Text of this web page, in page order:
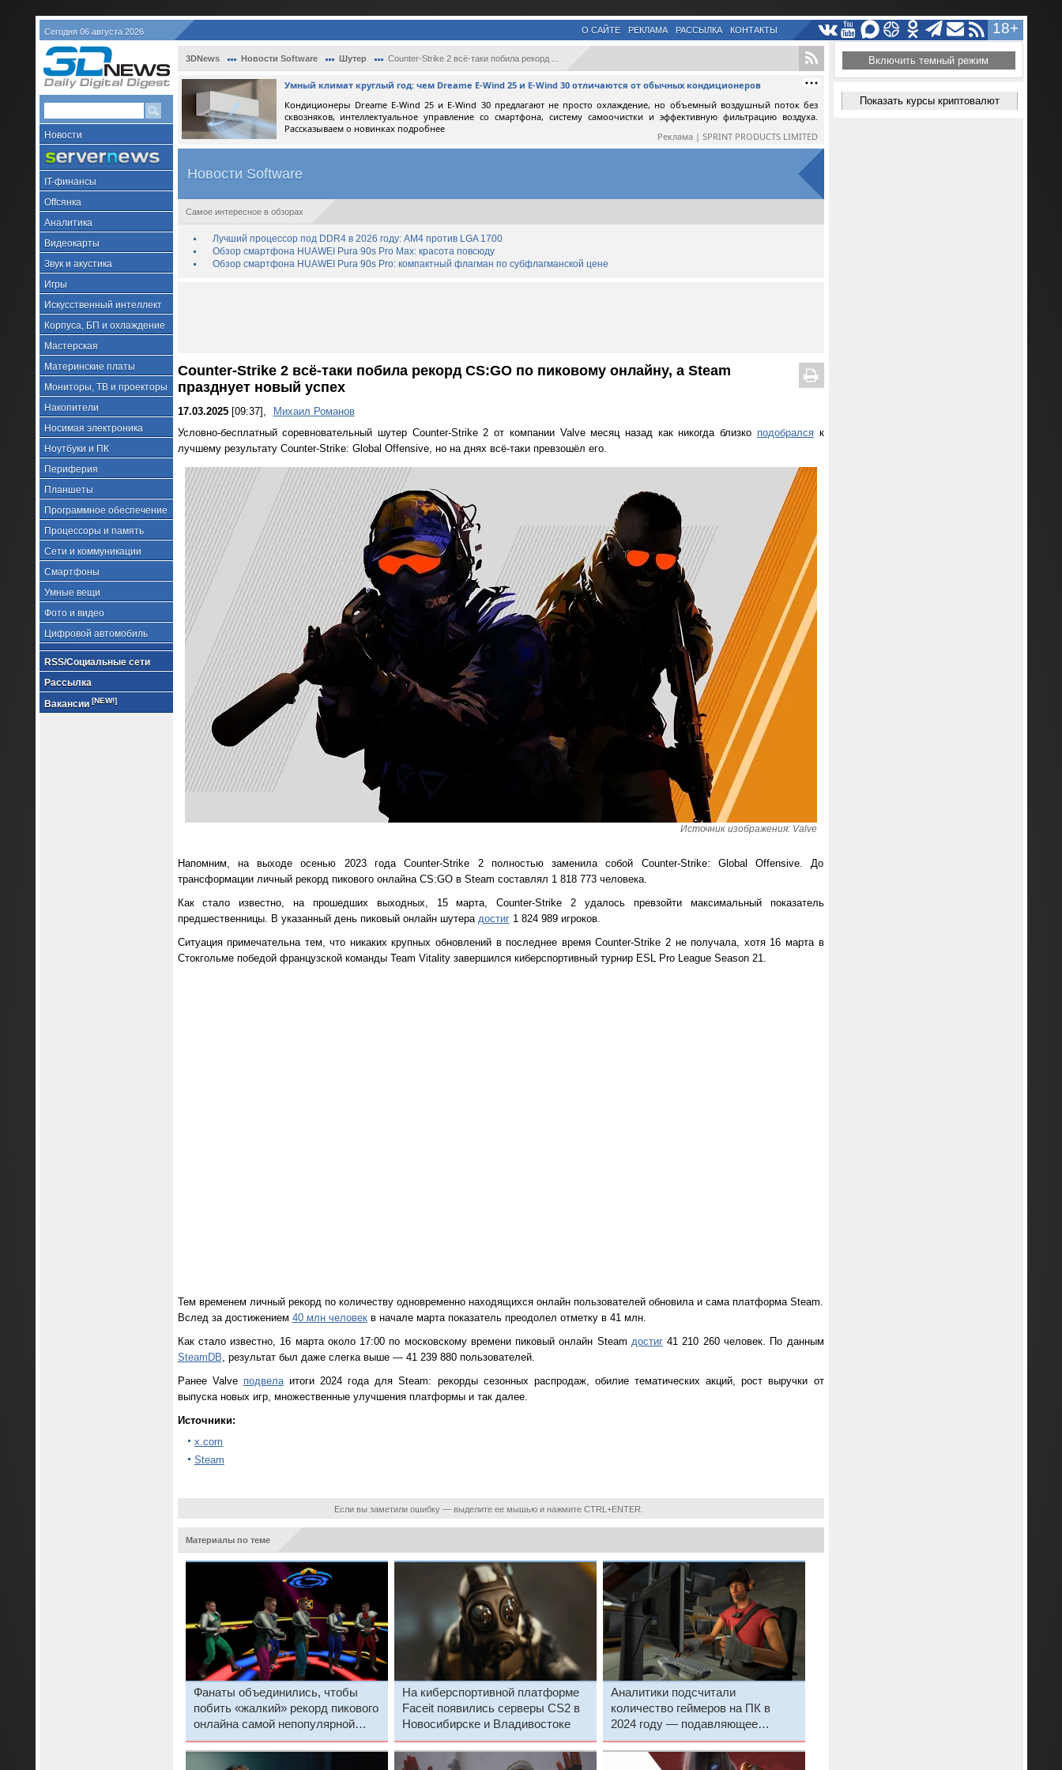
Сегодня 06 августа 2026 18+
О САЙТЕ РЕКЛАМА РАССЫЛКА КОНТАКТЫ
Новости
IT-финансы
Offсянка
Аналитика
Видеокарты
Звук и акустика
Игры
Искусственный интеллект
Корпуса, БП и охлаждение
Мастерская
Материнские платы
Мониторы, ТВ и проекторы
Накопители
Носимая электроника
Ноутбуки и ПК
Периферия
Планшеты
Программное обеспечение
Процессоры и память
Сети и коммуникации
Смартфоны
Умные вещи
Фото и видео
Цифровой автомобиль
RSS/Социальные сети
Рассылка
Вакансии [NEW!]
3DNews Новости Software Шутер Counter-Strike 2 всё-таки побила рекорд ...
Умный климат круглый год: чем Dreame E-Wind 25 и E-Wind 30 отличаются от обычных кондиционеров
Кондиционеры Dreame E-Wind 25 и E-Wind 30 предлагают не просто охлаждение, но объемный воздушный поток без
сквозняков, интеллектуальное управление со смартфона, систему самоочистки и эффективную фильтрацию воздуха.
Рассказываем о новинках подробнее
Реклама | SPRINT PRODUCTS LIMITED
Новости Software
Самое интересное в обзорах
Лучший процессор под DDR4 в 2026 году: AM4 против LGA 1700
Обзор смартфона HUAWEI Pura 90s Pro Max: красота повсюду
Обзор смартфона HUAWEI Pura 90s Pro: компактный флагман по субфлагманской цене
Counter-Strike 2 всё-таки побила рекорд CS:GO по пиковому онлайну, а Steam
празднует новый успех
17.03.2025[09:37],
Михаил Романов
Условно-бесплатный соревновательный шутер Counter-Strike 2 от компании Valve месяц назад как никогда близко подобралсяк
лучшему результату Counter-Strike: Global Offensive, но на днях всё-таки превзошёл его.
Источник изображения: Valve
Напомним, на выходе осенью 2023 года Counter-Strike 2 полностью заменила собой Counter-Strike: Global Offensive. До
трансформации личный рекорд пикового онлайна CS:GO в Steam составлял 1 818 773 человека.
Как стало известно, на прошедших выходных, 15 марта, Counter-Strike 2 удалось превзойти максимальный показатель
предшественницы. В указанный день пиковый онлайн шутера достиг1 824 989 игроков.
Ситуация примечательна тем, что никаких крупных обновлений в последнее время Counter-Strike 2 не получала, хотя 16 марта в
Стокгольме победой французской команды Team Vitality завершился киберспортивный турнир ESL Pro League Season 21.
Тем временем личный рекорд по количеству одновременно находящихся онлайн пользователей обновила и сама платформа Steam.
Вслед за достижением 40 млн человекв начале марта показатель преодолел отметку в 41 млн.
Как стало известно, 16 марта около 17:00 по московскому времени пиковый онлайн Steam достиг41 210 260 человек. По данным
SteamDB, результат был даже слегка выше — 41 239 880 пользователей.
Ранее Valve подвелаитоги 2024 года для Steam: рекорды сезонных распродаж, обилие тематических акций, рост выручки от
выпуска новых игр, множественные улучшения платформы и так далее.
Источники:
x.com
Steam
Если вы заметили ошибку — выделите ее мышью и нажмите CTRL+ENTER.
Материалы по теме
Фанаты объединились, чтобы
побить «жалкий» рекорд пикового
онлайна самой непопулярной
игры Valve в Steam
На киберспортивной платформе
Faceit появились серверы CS2 в
Новосибирске и Владивостоке
Аналитики подсчитали
количество геймеров на ПК в
2024 году — подавляющее
большинство выбирает старые
игры
Включить темный режим
Показать курсы криптовалют